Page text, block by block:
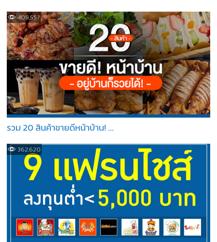
408,557
รวม 20 สินค้าขายดีหน้าบ้าน! ...
362,620